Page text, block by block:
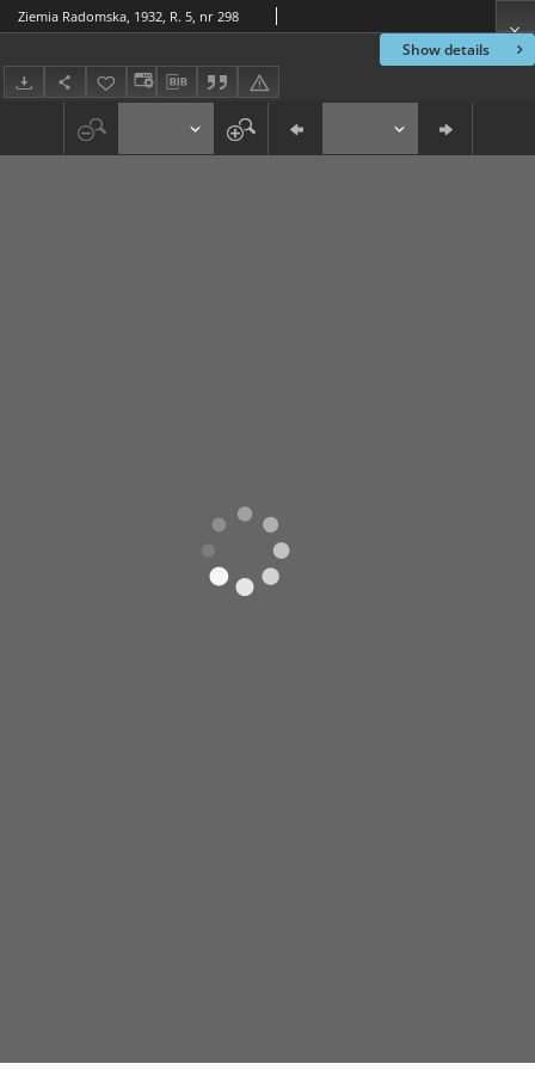
Show details
Ziemia Radomska, 1932, R. 5, nr 298